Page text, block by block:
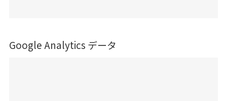
Google Analytics データ